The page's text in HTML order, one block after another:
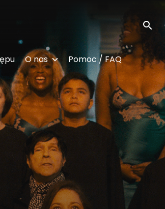
O nas Pomoc / FAQ